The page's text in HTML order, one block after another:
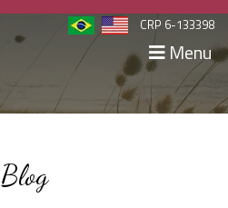
CRP 6-133398
Menu
Blog